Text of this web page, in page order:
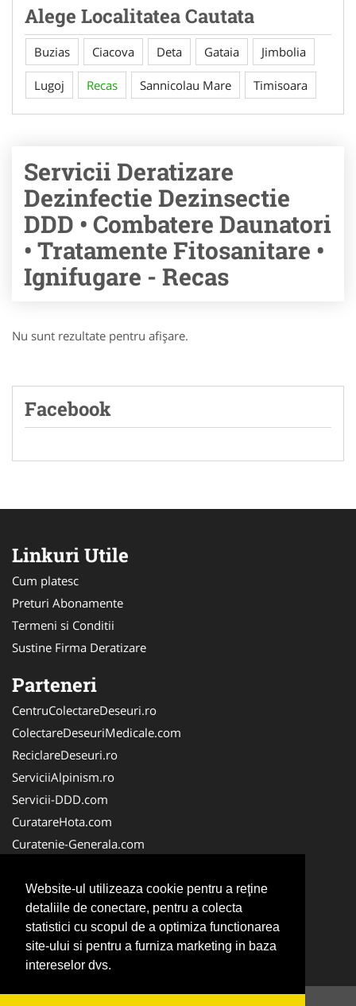
Website-ul utilizeaza cookie pentru a reţine
detaliile de conectare, pentru a colecta
statistici cu scopul de a optimiza functionarea
site-ului si pentru a furniza marketing in baza
intereselor dvs.
Alege Localitatea Cautata
Buzias Ciacova Deta Gataia Jimbolia
Lugoj Recas Sannicolau Mare Timisoara
Servicii Deratizare
Dezinfectie Dezinsectie
DDD • Combatere Daunatori
• Tratamente Fitosanitare •
Ignifugare - Recas
Nu sunt rezultate pentru afişare.
Facebook
Linkuri Utile
Cum platesc
Preturi Abonamente
Termeni si Conditii
Sustine Firma Deratizare
Parteneri
CentruColectareDeseuri.ro
ColectareDeseuriMedicale.com
ReciclareDeseuri.ro
ServiciiAlpinism.ro
Servicii-DDD.com
CuratareHota.com
Curatenie-Generala.com
Spalatorie-Covoare.com
Spalatorie-Curatatorie.ro
Spalatorie-Curatatorie.com
Servicii-Deratizare.com